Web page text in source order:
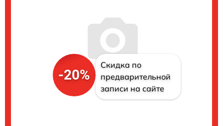
-20%
Скидка по
предварительной
записи на сайте